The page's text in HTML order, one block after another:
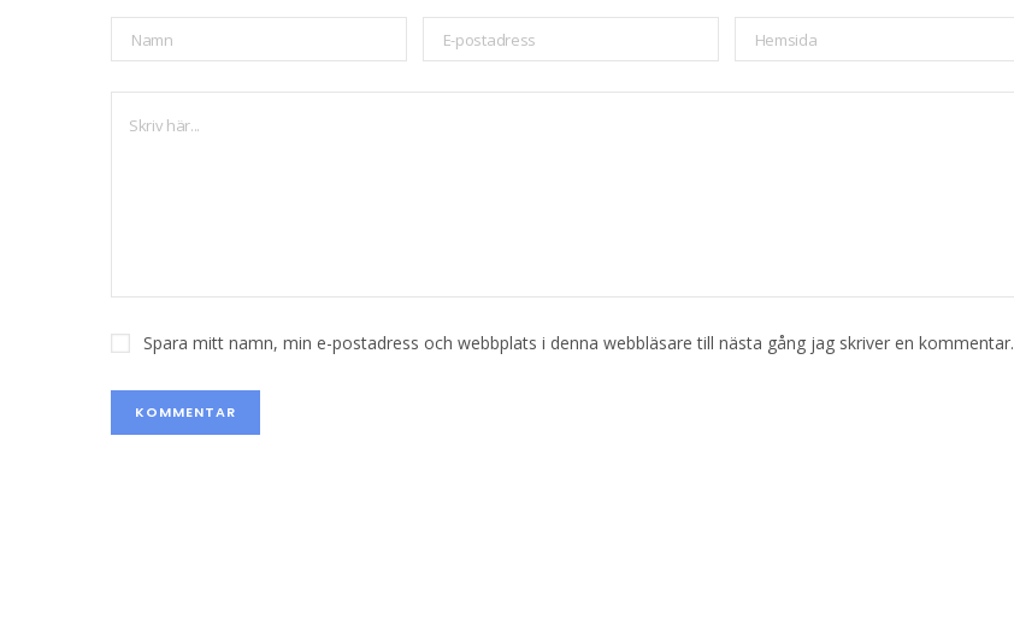
Spara mitt namn, min e-postadress och webbplats i denna webbläsare till nästa gång jag skriver en kommentar.